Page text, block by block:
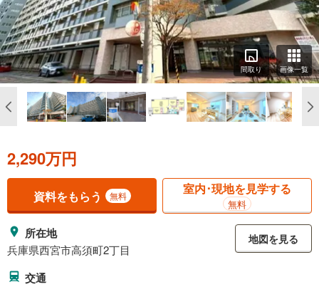
間取り 画像一覧
2,290万円
資料をもらう 無料 室内･現地を見学する
無料
所在地
兵庫県西宮市高須町2丁目
地図を見る
交通